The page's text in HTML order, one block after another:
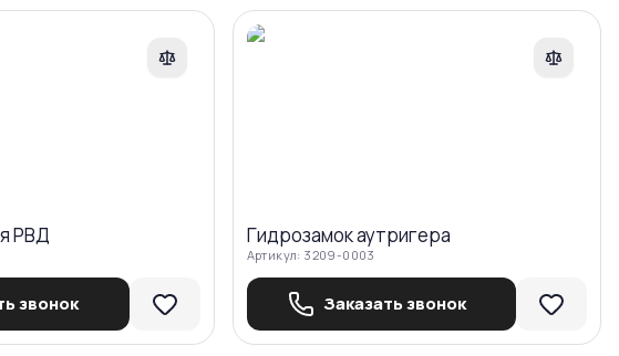
РВД
звонок
Гидрозамок аутригера
Артикул: 3209-0003
Заказать звонок